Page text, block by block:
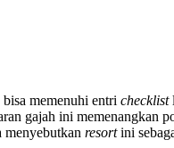
memenuhi entri checklist
gajah ini memenangkan
menyebutkan resortini